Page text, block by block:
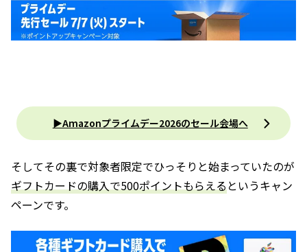
▶︎Amazonプライムデー2026のセール会場へ
そしてその裏で対象者限定でひっそりと始まっていたのが
ギフトカードの購入で500ポイントもらえるというキャン
ペーンです。